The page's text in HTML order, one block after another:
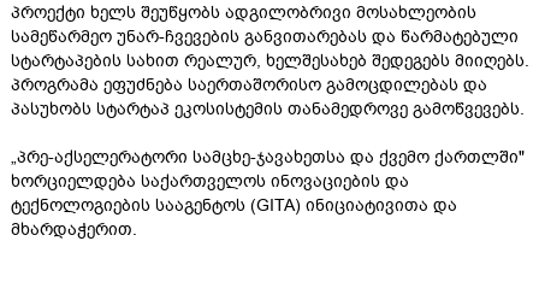
პროექტი ხელს შეუწყობს ადგილობრივი მოსახლეობის
სამეწარმეო უნარ-ჩვევების განვითარებას და წარმატებული
სტარტაპების სახით რეალურ, ხელშესახებ შედეგებს მიიღებს.
პროგრამა ეფუძნება საერთაშორისო გამოცდილებას და
პასუხობს სტარტაპ ეკოსისტემის თანამედროვე გამოწვევებს.
„პრე-აქსელერატორი სამცხე-ჯავახეთსა და ქვემო ქართლში"
ხორციელდება საქართველოს ინოვაციების და
ტექნოლოგიების სააგენტოს (GITA) ინიციატივითა და
მხარდაჭერით.